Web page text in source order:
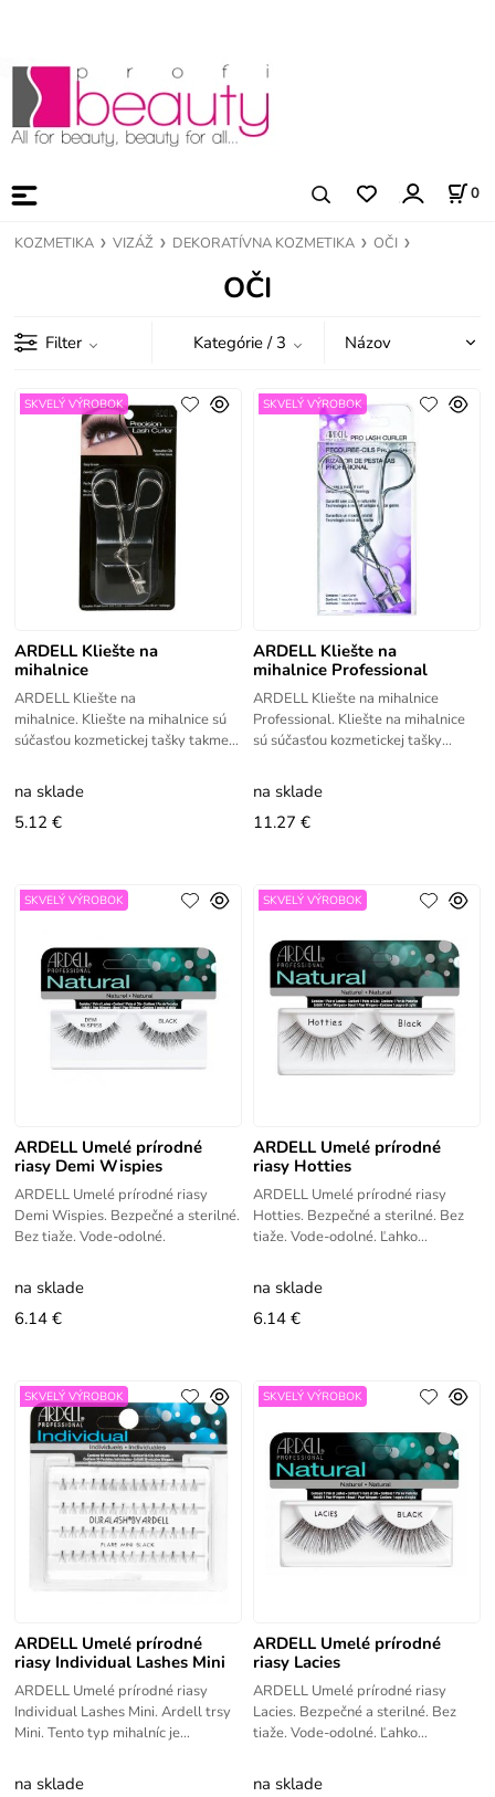
0
KOZMETIKA VIZÁŽ DEKORATÍVNA KOZMETIKA OČI
OČI
Filter Kategórie / 3
ARDELL Kliešte na
mihalnice
ARDELL Kliešte na
mihalnice. Kliešte na mihalnice sú
súčasťou kozmetickej tašky takmer
pomôckou pri každodennom líčení.
SKVELÝ VÝROBOK
na sklade
5.12 €
ARDELL Kliešte na
mihalnice Professional
ARDELL Kliešte na mihalnice
Professional. Kliešte na mihalnice
sú súčasťou kozmetickej tašky
pomôckou pri každodennom
SKVELÝ VÝROBOK
na sklade
11.27 €
ARDELL Umelé prírodné
riasy Demi Wispies
ARDELL Umelé prírodné riasy
Demi Wispies. Bezpečné a sterilné.
Bez tiaže. Vode-odolné.
SKVELÝ VÝROBOK
na sklade
6.14 €
ARDELL Umelé prírodné
riasy Hotties
ARDELL Umelé prírodné riasy
Hotties. Bezpečné a sterilné. Bez
tiaže. Vode-odolné. Ľahko
SKVELÝ VÝROBOK
na sklade
6.14 €
ARDELL Umelé prírodné
riasy Individual Lashes Mini
ARDELL Umelé prírodné riasy
Individual Lashes Mini. Ardell trsy
Mini. Tento typ mihalníc je
líčenie. Trsy vieme aplikovať
SKVELÝ VÝROBOK
na sklade
ARDELL Umelé prírodné
riasy Lacies
ARDELL Umelé prírodné riasy
Lacies. Bezpečné a sterilné. Bez
tiaže. Vode-odolné. Ľahko
SKVELÝ VÝROBOK
na sklade